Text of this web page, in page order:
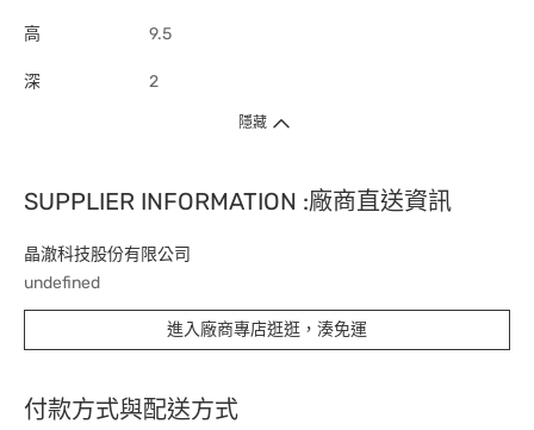
高 9.5
深 2
隱藏
SUPPLIER INFORMATION :廠商直送資訊
晶澈科技股份有限公司
undefined
進入廠商專店逛逛，湊免運
付款方式與配送方式